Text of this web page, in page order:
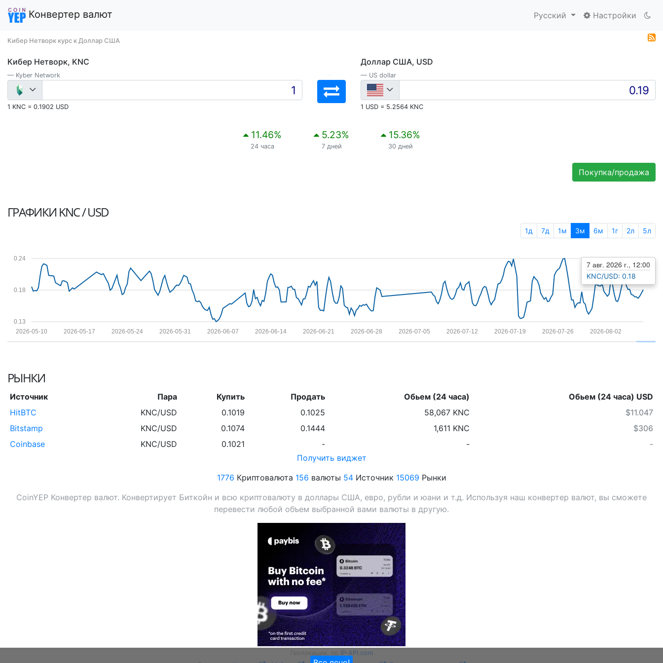
Конвертер валют Русский Настройки
Кибер Нетворк курс к Доллар США
Кибер Нетворк, KNC
Kyber Network
1 KNC = 0.1902 USD
Доллар США, USD
US dollar
1 USD = 5.2564 KNC
11.46%
24 часа
5.23%
7 дней
15.36%
30 дней
Покупка/продажа
ГРАФИКИ KNC / USD
1д 7д 1м 3м 6м 1г 2л 5л
0.13
0.18
0.24
2026-08-02
2026-07-26
2026-07-19
2026-07-12
2026-07-05
2026-06-28
2026-06-21
2026-06-14
2026-06-07
2026-05-31
2026-05-24
2026-05-17
2026-05-10
7 авг. 2026 г., 12:00
KNC/USD: 0.18
РЫНКИ
Источник Пара Купить Продать Обьем (24 часа)
Обьем (24 часа) USD
HitBTC
KNC/USD 0.1019 0.1025 58,067 KNC
$11.047
Bitstamp
KNC/USD 0.1074 0.1444 1,611 KNC
$306
Coinbase
KNC/USD 0.1021 - -
-
Получить виджет
1776 Криптовалюта 156 валюты 54Источник 15069 Рынки
CoinYEP Конвертер валют. Конвертирует Биткойн и всю криптовалюту в доллары США, евро, рубли и юани и т.д. Используя наш конвертер валют, вы сможете
перевести любой объем выбранной вами валюты в другую.
IP-API.com